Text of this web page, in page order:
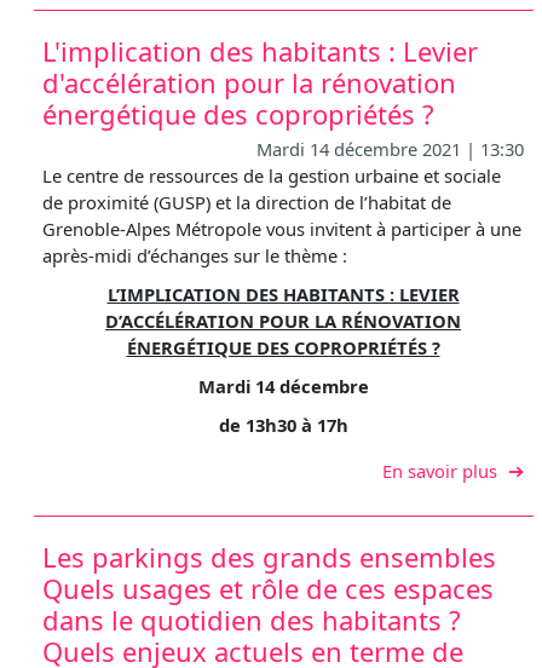
L'implication des habitants : Levier
d'accélération pour la rénovation
énergétique des copropriétés ?
Mardi 14 décembre 2021 | 13:30
Le centre de ressources de la gestion urbaine et sociale
de proximité (GUSP) et la direction de l’habitat de
Grenoble-Alpes Métropole vous invitent à participer à une
après-midi d’échanges sur le thème :
L’IMPLICATION DES HABITANTS : LEVIER
D’ACCÉLÉRATION POUR LA RÉNOVATION
ÉNERGÉTIQUE DES COPROPRIÉTÉS ?
Mardi 14 décembre
de 13h30 à 17h
En savoir plussur
Les parkings des grands ensembles
Quels usages et rôle de ces espaces
dans le quotidien des habitants ?
Quels enjeux actuels en terme de